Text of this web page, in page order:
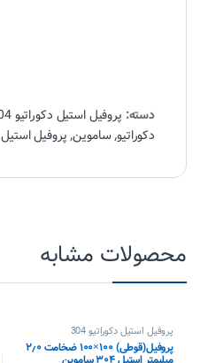
دسته: پروفیل استیل دکوراتیو 304
دکوراتیو,ساموین,پروفیل استیل
محصولات مشابه
پروفیل استیل دکوراتیو 304
پروفیل(قوطی) ۱۰۰×۱۰۰ ضخامت ۲٫۰